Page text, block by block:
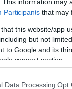
This information may
Participants that may
that this website/app
but not
to Google and its
consent section.
Data Processing Opt
taču saņem
Tāpēc
saņēmēji to
pārstāvji.